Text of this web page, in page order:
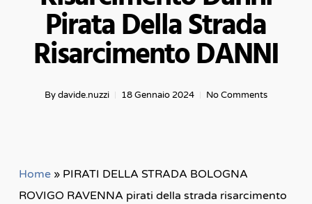
Pirata Della Strada
Risarcimento DANNI
Bydavide.nuzzi 18 Gennaio 2024 No Comments
Home» PIRATI DELLA STRADA BOLOGNA
ROVIGO RAVENNA pirati della strada risarcimento